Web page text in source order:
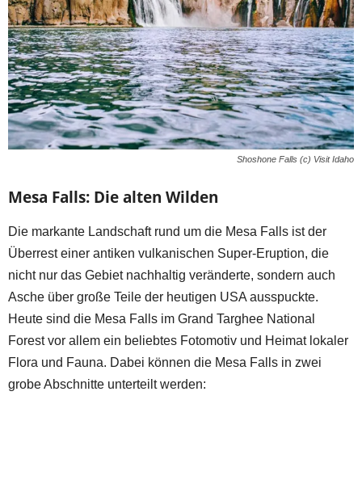
Shoshone Falls (c) Visit Idaho
Mesa Falls: Die alten Wilden
Die markante Landschaft rund um die Mesa Falls ist der
Überrest einer antiken vulkanischen Super-Eruption, die
nicht nur das Gebiet nachhaltig veränderte, sondern auch
Asche über große Teile der heutigen USA ausspuckte.
Heute sind die Mesa Falls im Grand Targhee National
Forest vor allem ein beliebtes Fotomotiv und Heimat lokaler
Flora und Fauna. Dabei können die Mesa Falls in zwei
grobe Abschnitte unterteilt werden: